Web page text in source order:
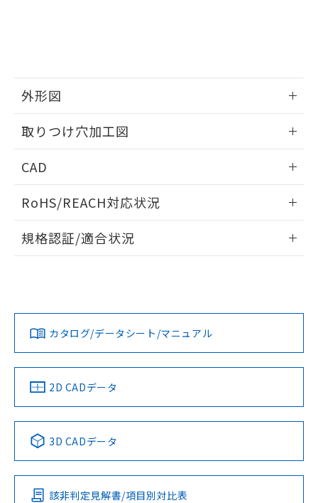
外形図
取りつけ穴加工図
CAD
ドすることができます。
ログイン/会員登録
ダウンロードデータをご利用いただく前に、以下を必ずお読
みください。
ソフトウェアの使用条件
RoHS/REACH対応状況
EU RoHS 注意事項・凡例
対応済み
中国 RoHS 注意事項・凡例
Pb Hg Cd Cr(VI)
O
規格認証/適合状況
カタログ/データシート/マニュアル
2D CADデータ
3D CADデータ
該非判定見解書/項目別対比表
用者の範囲」に記載されている法人を
※本証明書は発行日時点で非含有を証明す
るもので、過去に遡って非含有を証明する
ものではありません。
物質の対応では、対応完了までの期間は出
荷製品に未対応品が混在することから備考
していることから、特段のことがない限
り、2022年1月12日より割愛しておりま
す。